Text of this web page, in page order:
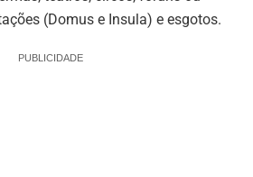
(Domus e Insula) e esgotos.
PUBLICIDADE